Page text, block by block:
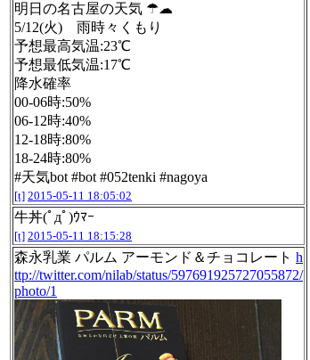
明日の名古屋の天気 ☂☁
5/12(火) 雨時々くもり
予想最高気温:23℃
予想最低気温:17℃
降水確率
00-06時:50%
06-12時:40%
12-18時:80%
18-24時:80%
#天気bot #bot #052tenki #nagoya
[t] 2015-05-11 18:05:02
牛丼(ﾟдﾟ)ｳﾏｰ
[t] 2015-05-11 18:15:28
森永乳業 パルム アーモンド＆チョコレート h
ttp://twitter.com/nilab/status/597691925727055872/
photo/1